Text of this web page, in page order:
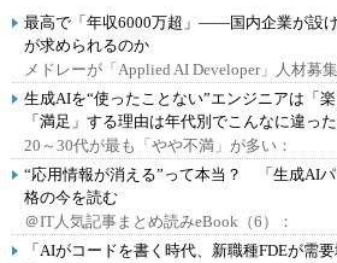
最高で「年収6000万超」――国内企業が設
が求められるのか
メドレーが「Applied AI Developer」人材募集
生成AIを“使ったことない”エンジニアは「
「満足」する理由は年代別でこんなに違った
20～30代が最も「やや不満」が多い：
“応用情報が消える”って本当？ 「生成AI
格の今を読む
＠IT人気記事まとめ読みeBook（6）：
「AIがコードを書く時代、新職種FDEが需